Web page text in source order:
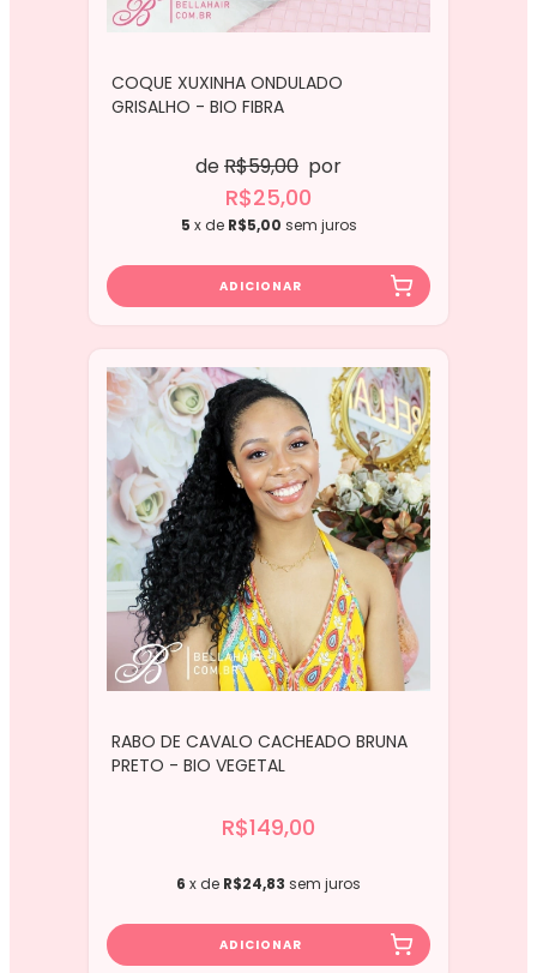
COQUE XUXINHA ONDULADO
GRISALHO - BIO FIBRA
deR$59,00 por
R$25,00
5 x de R$5,00 sem juros
RABO DE CAVALO CACHEADO BRUNA
PRETO - BIO VEGETAL
R$149,00
6 x de R$24,83 sem juros